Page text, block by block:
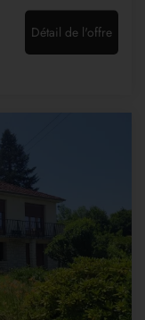
Détail de l'offre